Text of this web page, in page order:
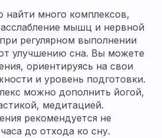
найти много комплексов,
мышц и нервной
регулярном выполнении
улучшению сна. Вы можете
ориентируясь на свои
и уровень подготовки.
можно дополнить йогой,
медитацией.
рекомендуется не
до отхода ко сну.